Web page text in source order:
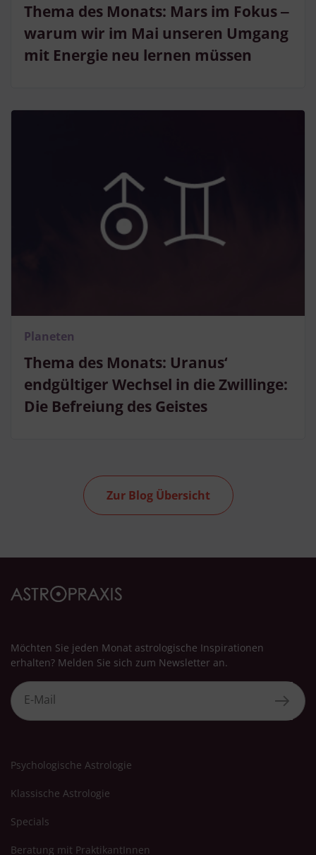
Thema des Monats: Mars im Fokus ‒
warum wir im Mai unseren Umgang
mit Energie neu lernen müssen
Thema des Monats: Uranus‘
endgültiger Wechsel in die Zwillinge:
Die Befreiung des Geistes
Planeten
Zur Blog Übersicht
Möchten Sie jeden Monat astrologische Inspirationen
erhalten? Melden Sie sich zum Newsletter an.
Psychologische Astrologie
Klassische Astrologie
Specials
Beratung mit PraktikantInnen